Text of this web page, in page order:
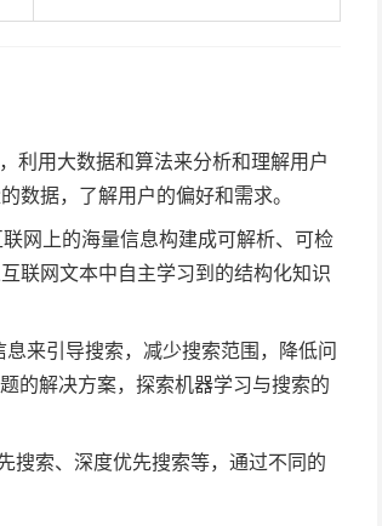
利用大数据和算法来分析和理解用户
数据，了解用户的偏好和需求。
网上的海量信息构建成可解析、可检
联网文本中自主学习到的结构化知识
来引导搜索，减少搜索范围，降低问
的解决方案，探索机器学习与搜索的
搜索、深度优先搜索等，通过不同的